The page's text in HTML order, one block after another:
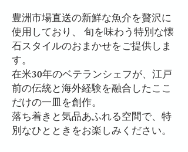
豊洲市場直送の新鮮な魚介を贅沢に
使用しており、 旬を味わう特別な懐
石スタイルのおまかせをご提供しま
す。
在米30年のベテランシェフが、江戸
前の伝統と海外経験を融合したここ
だけの一皿を創作。
落ち着きと気品あふれる空間で、特
別なひとときをお楽しみください。